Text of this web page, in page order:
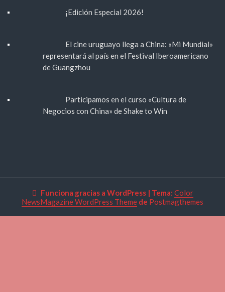
¡Edición Especial 2026!
El cine uruguayo llega a China: «Mi Mundial»
representará al país en el Festival Iberoamericano
de Guangzhou
Participamos en el curso «Cultura de
Negocios con China» de Shake to Win
Funciona gracias a WordPress | Tema: Color
NewsMagazine WordPress Theme de Postmagthemes